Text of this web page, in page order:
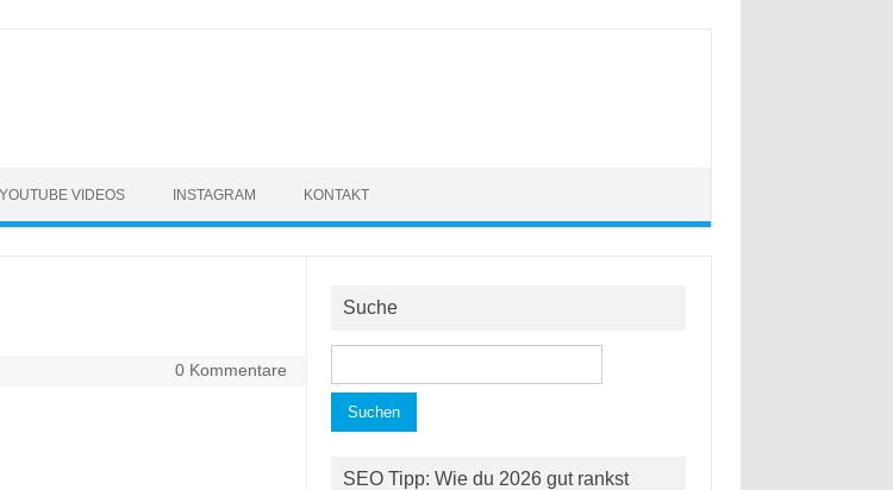
YOUTUBE VIDEOS INSTAGRAM KONTAKT
0 Kommentare
Suche
nach:
SEO Tipp: Wie du 2026 gut rankst